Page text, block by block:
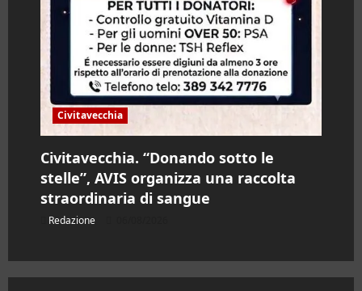
Civitavecchia
Civitavecchia. “Donando sotto le
stelle”, AVIS organizza una raccolta
straordinaria di sangue
Redazione